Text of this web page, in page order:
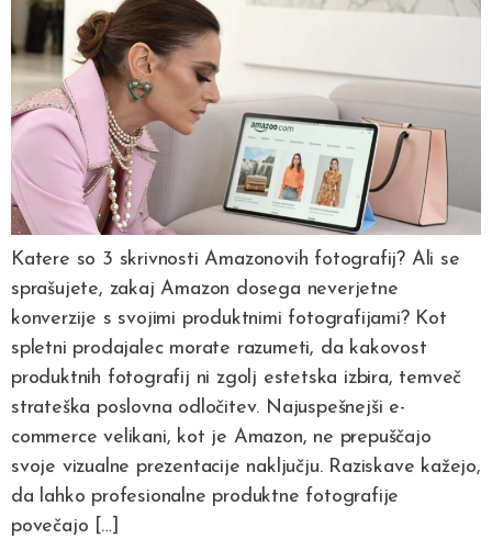
Katere so 3 skrivnosti Amazonovih fotografij? Ali se
sprašujete, zakaj Amazon dosega neverjetne
konverzije s svojimi produktnimi fotografijami? Kot
spletni prodajalec morate razumeti, da kakovost
produktnih fotografij ni zgolj estetska izbira, temveč
strateška poslovna odločitev. Najuspešnejši e-
commerce velikani, kot je Amazon, ne prepuščajo
svoje vizualne prezentacije naključju. Raziskave kažejo,
da lahko profesionalne produktne fotografije
povečajo […]